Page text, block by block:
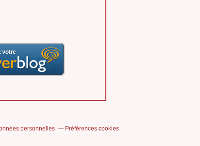
personnelles Préférences cookies